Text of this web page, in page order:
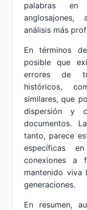
palabras en
análisis más
En términos
posible que
errores de
históricos,
similares, que
dispersión y
documentos.
tanto, parece
específicas
conexiones a
mantenido viva
generaciones.
En resumen,